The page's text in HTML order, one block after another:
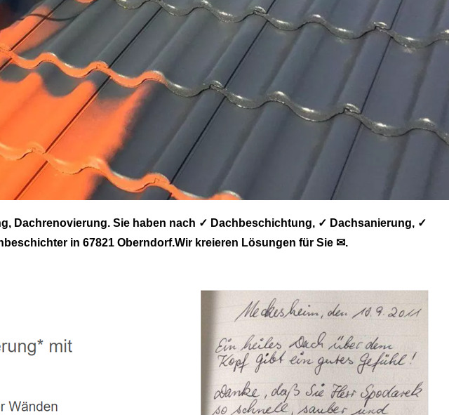
Dachrenovierung. Sie haben nach ✓ Dachbeschichtung, ✓ Dachsanierung, ✓
in 67821 Oberndorf.Wir kreieren Lösungen für Sie ✉.